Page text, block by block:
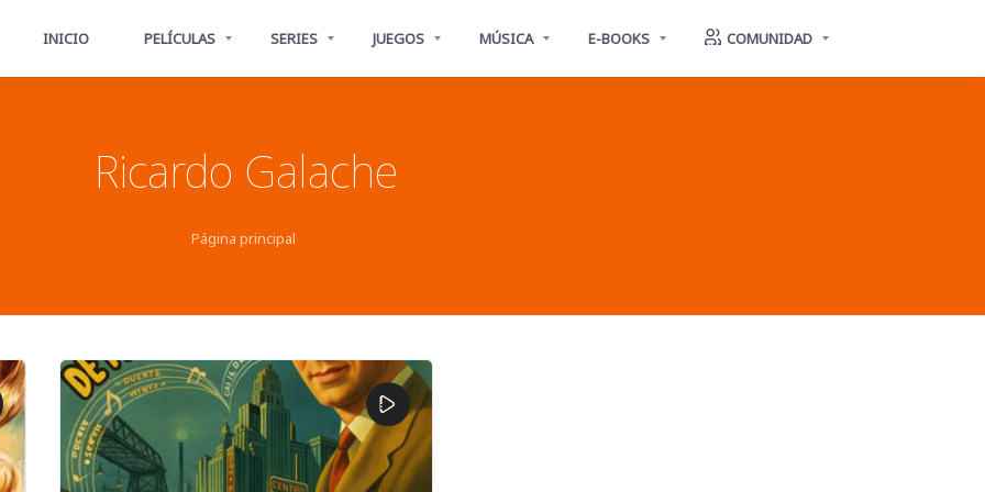
INICIO PELÍCULAS SERIES JUEGOS MÚSICA E-BOOKS COMUNIDAD
Ricardo Galache
Página principal